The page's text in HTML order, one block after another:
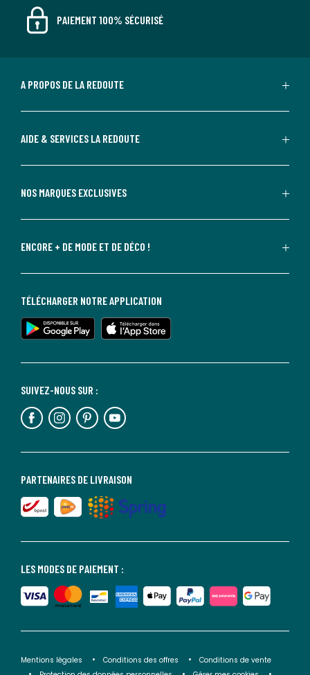
PAIEMENT 100% SÉCURISÉ
A PROPOS DE LA REDOUTE
AIDE & SERVICES LA REDOUTE
NOS MARQUES EXCLUSIVES
ENCORE + DE MODE ET DE DÉCO !
LES MODES DE PAIEMENT :
PARTENAIRES DE LIVRAISON
SUIVEZ-NOUS SUR :
TÉLÉCHARGER NOTRE APPLICATION
Mentions légales Conditions des offres
Conditions de vente